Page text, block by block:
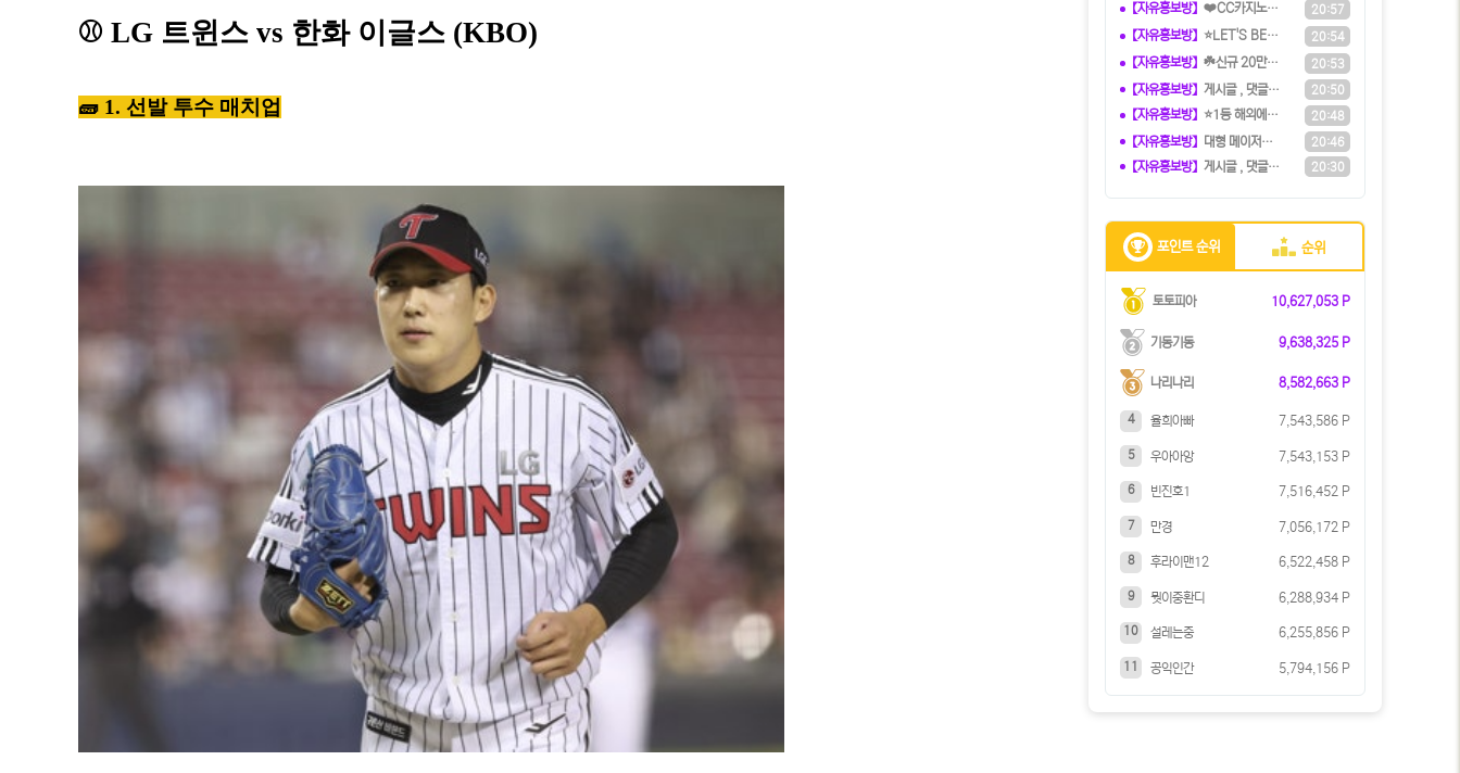
【자유홍보방】 ❤️CC️카지노+주실장❤️이벤트 및 20:57
【자유홍보방】 ⭐️LET'S BET 렛츠벳 - 테더 20:54
【자유홍보방】 ☘️️신규 20만원 당첨쿠폰 수령하세 20:53
【자유홍보방】 ️️게시글 , 댓글만 달아도 현금화가 20:50
【자유홍보방】 ⭐️1등 해외에이전시⭐️『유로247』 20:48
【자유홍보방】 ️️대형 메이저계열사에서 TM직원 모 20:46
【자유홍보방】 ️️게시글 , 댓글만 달아도 현금화가 20:30
포인트 순위 순위
토토피아 10,627,053 P
기동기동 9,638,325 P
나리나리 8,582,663 P
4 율희아빠 7,543,586 P
5 우아아앙 7,543,153 P
6 빈진호1 7,516,452 P
7 만경 7,056,172 P
8 후라이맨12 6,522,458 P
9 뭣이중환디 6,288,934 P
10 설레는중 6,255,856 P
11 공익인간 5,794,156 P
⚾️ LG 트윈스 vs 한화 이글스 (KBO)
🧱 1. 선발 투수 매치업